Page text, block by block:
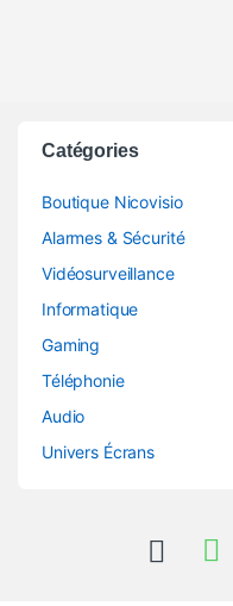
Catégories
Boutique Nicovisio
Alarmes & Sécurité
Vidéosurveillance
Informatique
Gaming
Téléphonie
Audio
Univers Écrans